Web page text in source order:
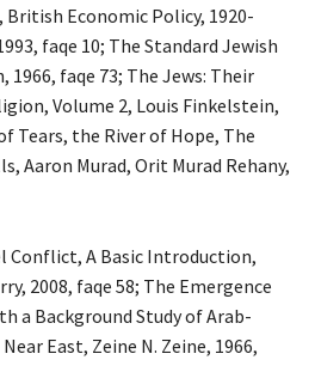
Economic Policy, 1920-
faqe 10; The Standard Jewish
1966, faqe 73; The Jews: Their
Volume 2, Louis Finkelstein,
Tears, the River of Hope, The
Aaron Murad, Orit Murad Rehany,
Conflict, A Basic Introduction,
2008, faqe 58; The Emergence
a Background Study of Arab-
East, Zeine N. Zeine, 1966,